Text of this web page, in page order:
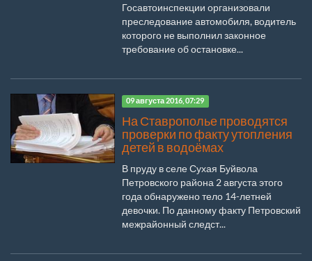
Госавтоинспекции организовали
преследование автомобиля, водитель
которого не выполнил законное
требование об остановке...
09 августа 2016, 07:29
На Ставрополье проводятся
проверки по факту утопления
детей в водоёмах
В пруду в селе Сухая Буйвола
Петровского района 2 августа этого
года обнаружено тело 14-летней
девочки. По данному факту Петровский
межрайонный следст...